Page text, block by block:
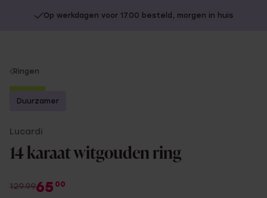
Op werkdagen voor 17.00 besteld, morgen in huis
You
are
here:
Ringen
-50%
Duurzamer
Lucardi
14 karaat witgouden ring
129.9965 00